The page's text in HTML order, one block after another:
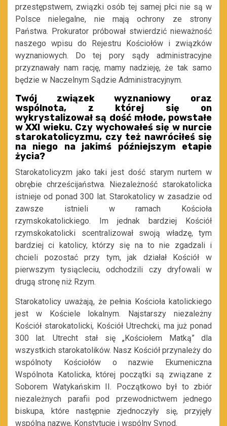
przestępstwem, związki osób tej samej płci nie są w
Polsce nielegalne, nie mają ochrony ze strony
Państwa. Prokurator próbował stwierdzić nieważność
naszego wpisu do Rejestru Kościołów i związków
wyznaniowych. Do tej pory sądy administracyjne
przyznawały nam rację, mamy nadzieję, że tak samo
będzie w Naczelnym Sądzie Administracyjnym.
Twój związek wyznaniowy oraz
wspólnota, z której się on
wykrystalizował są dość młode, powstałe
w XXI wieku. Czy wychowałeś się w nurcie
starokatolicyzmu, czy też nawróciłeś się
na niego na jakimś późniejszym etapie
życia?
Starokatolicyzm jako taki jest dość starym nurtem w
obrębie chrześcijaństwa. Niezależność starokatolicka
istnieje od ponad 300 lat. Starokatolicy w zasadzie od
zawsze istnieli w ramach Kościoła
rzymskokatolickiego. Im jednak bardziej Kościół
rzymskokatolicki scentralizował swoją władzę, tym
bardziej ci katolicy, którzy się na to nie zgadzali i
chcieli pozostać przy tym, jak działał Kościół w
pierwszym tysiącleciu, odchodzili czy dryfowali w
drugą stronę niż Rzym.
Starokatolicy uważają, że pełnia Kościoła katolickiego
jest w Kościele lokalnym. Najstarszy niezależny
Kościół starokatolicki, Kościół Utrechcki, ma już ponad
300 lat. Utrecht stał się „Kościołem Matką” dla
wszystkich starokatolików. Nasz Kościół przynależy do
wspólnoty Kościołów o nazwie Ekumeniczna
Wspólnota Katolicka, której początki są związane z
Soborem Watykańskim II. Początkowo był to zbiór
niezależnych parafii pod przewodnictwem jednego
biskupa, które następnie zjednoczyły się, przyjęły
wspólną nazwę, Konstytucje i wspólny Synod.